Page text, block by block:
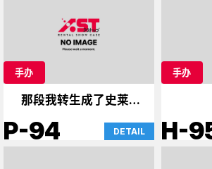
手办
那段我转生成了史莱姆
的时光
P-94 DETAIL
手办
H-